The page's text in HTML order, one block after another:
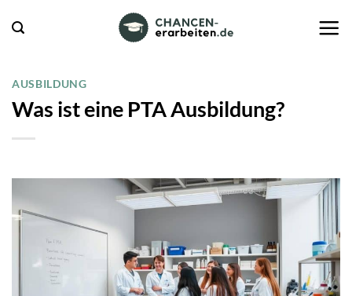
Inhalt
AUSBILDUNG
Was ist eine PTA Ausbildung?